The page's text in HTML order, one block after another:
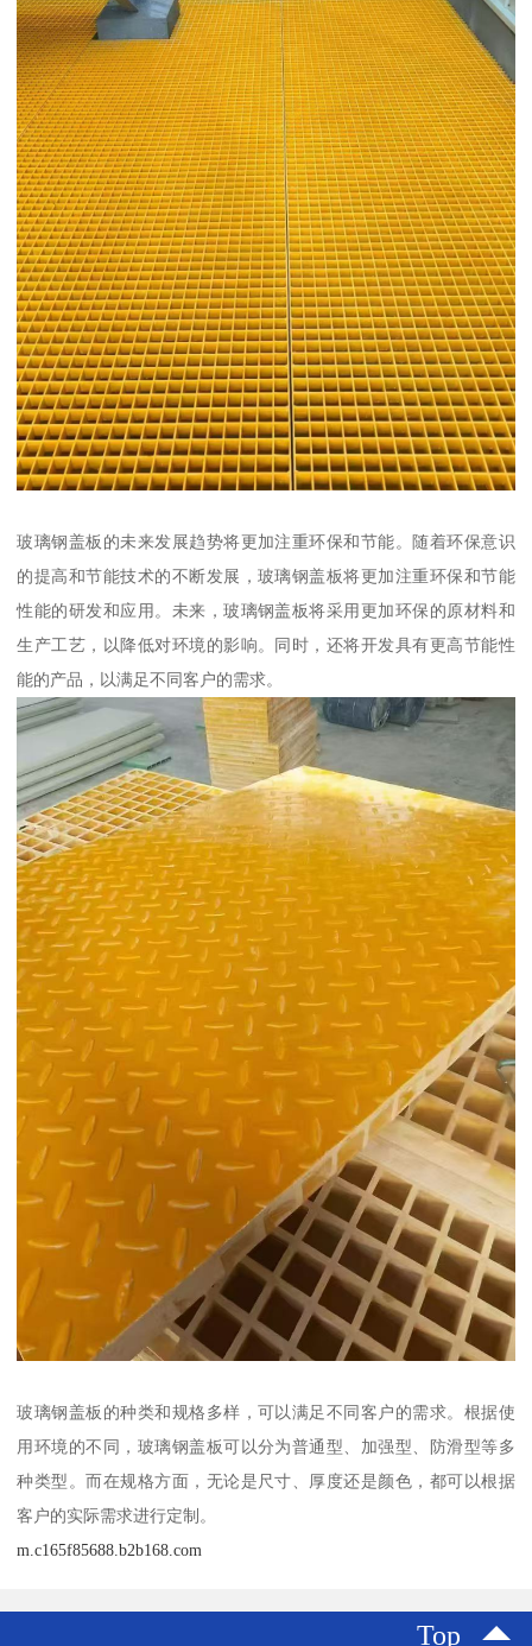
玻璃钢盖板的未来发展趋势将更加注重环保和节能。随着环保意识
的提高和节能技术的不断发展，玻璃钢盖板将更加注重环保和节能
性能的研发和应用。未来，玻璃钢盖板将采用更加环保的原材料和
生产工艺，以降低对环境的影响。同时，还将开发具有更高节能性
能的产品，以满足不同客户的需求。
玻璃钢盖板的种类和规格多样，可以满足不同客户的需求。根据使
用环境的不同，玻璃钢盖板可以分为普通型、加强型、防滑型等多
种类型。而在规格方面，无论是尺寸、厚度还是颜色，都可以根据
客户的实际需求进行定制。
m.c165f85688.b2b168.com
Top